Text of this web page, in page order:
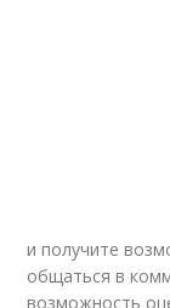
и получите
общаться в
возможность